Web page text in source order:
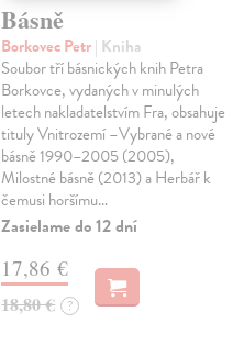
Básně
Borkovec Petr| Kniha
Soubor tří básnických knih Petra
Borkovce, vydaných v minulých
letech nakladatelstvím Fra, obsahuje
tituly Vnitrozemí –Vybrané a nové
básně 1990–2005 (2005),
Milostné básně (2013) a Herbář k
čemusi horšímu…
Zasielame do 12 dní
17,86 €
18,80 € ?